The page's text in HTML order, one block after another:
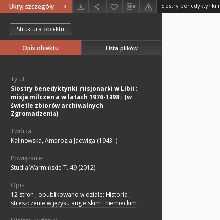
Ukryj szczegóły
Struktura obiektu
Opis obiektu Lista plików
Tytuł:
Siostry benedyktynki misjonarki w Libii :
misja milczenia w latach 1976-1998 : (w
świetle zbiorów archiwalnych
Zgromadzenia)
Twórca:
Kalinowska, Ambrozja Jadwiga (1943- )
Powiązanie:
Studia Warmińskie T. 49 (2012)
Opis:
12 stron ; opublikowano w dziale: Historia ;
streszczenie w języku angielskim i niemieckim